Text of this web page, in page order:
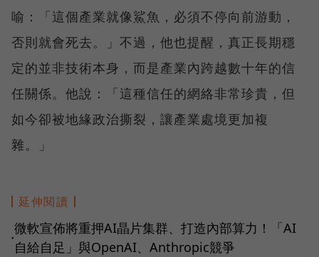
喻：「這個產業就像鯊魚，必須不停向前游動，
否則就會死去。」不過，他也提醒，真正長期穩
定的並非技術本身，而是產業內跨越數十年的信
任關係。他說：「這種信任的網絡非常珍貴，但
如今卻被地緣政治撕裂，讓產業處境更加複
雜。」
延伸閱讀
●
微軟宣佈將重押AI晶片集群、打造內部算力！「AI
自給自足」與OpenAI、Anthropic競爭